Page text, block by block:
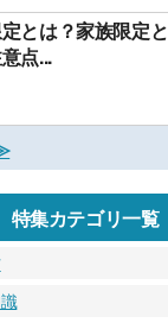
とは？家族限定と
点...
特集カテゴリ一覧